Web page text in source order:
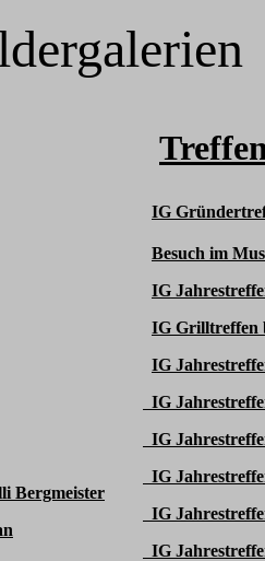
Bergmeister
IG
Besuch im
IG
IG Grilltreffen
IG
IG
IG
IG
IG
IG